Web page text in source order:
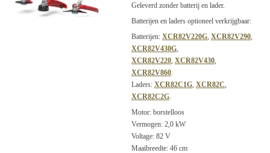
Geleverd zonder batterij en lader.
Batterijen en laders optioneel verkrijgbaar:
Batterijen: XCR82V220G, XCR82V290,
XCR82V430G,
XCR82V220, XCR82V430,
XCR82V860.
Laders: XCR82C1G, XCR82C,
XCR82C2G.
Motor: borstelloos
Vermogen: 2,0 kW
Voltage: 82 V
Maaibreedte: 46 cm